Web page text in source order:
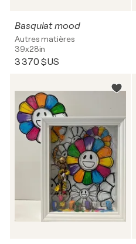
Basquiat mood
Autres matières
39x28in
3 370 $US